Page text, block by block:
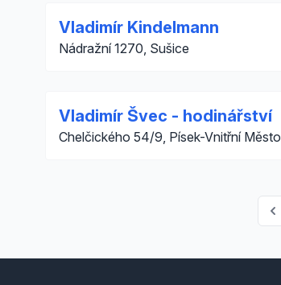
Vladimír Kindelmann
Nádražní 1270, Sušice
Vladimír Švec - hodinářství
Chelčického 54/9, Písek-Vnitřní Město